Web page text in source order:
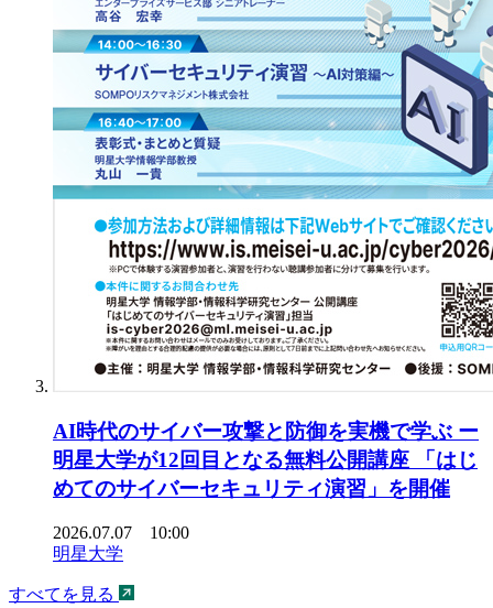
AI時代のサイバー攻撃と防御を実機で学ぶ ー
明星大学が12回目となる無料公開講座 「はじ
めてのサイバーセキュリティ演習」を開催
2026.07.07 10:00
明星大学
すべてを見る